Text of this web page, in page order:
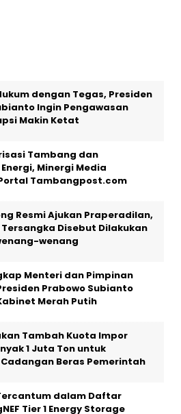
dengan Tegas, Presiden
Ingin Pengawasan
Makin Ketat
Tambang dan
Minergi Media
Tambangpost.com
Resmi Ajukan Praperadilan,
Disebut Dilakukan
wenang
Menteri dan Pimpinan
Prabowo Subianto
Merah Putih
Tambah Kuota Impor
1 Juta Ton untuk
Beras Pemerintah
dalam Daftar
Tier 1 Energy Storage